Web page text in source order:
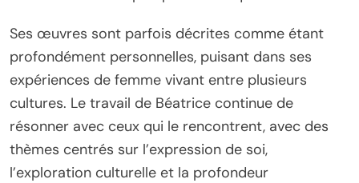
Ses œuvres sont parfois décrites comme étant
profondément personnelles, puisant dans ses
expériences de femme vivant entre plusieurs
cultures. Le travail de Béatrice continue de
résonner avec ceux qui le rencontrent, avec des
thèmes centrés sur l’expression de soi,
l’exploration culturelle et la profondeur